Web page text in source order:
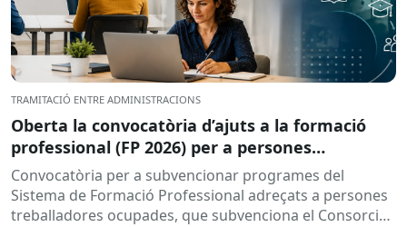
TRAMITACIÓ ENTRE ADMINISTRACIONS
Oberta la convocatòria d’ajuts a la formació
professional (FP 2026) per a persones
treballadores ocupades
Convocatòria per a subvencionar programes del
Sistema de Formació Professional adreçats a persones
treballadores ocupades, que subvenciona el Consorci